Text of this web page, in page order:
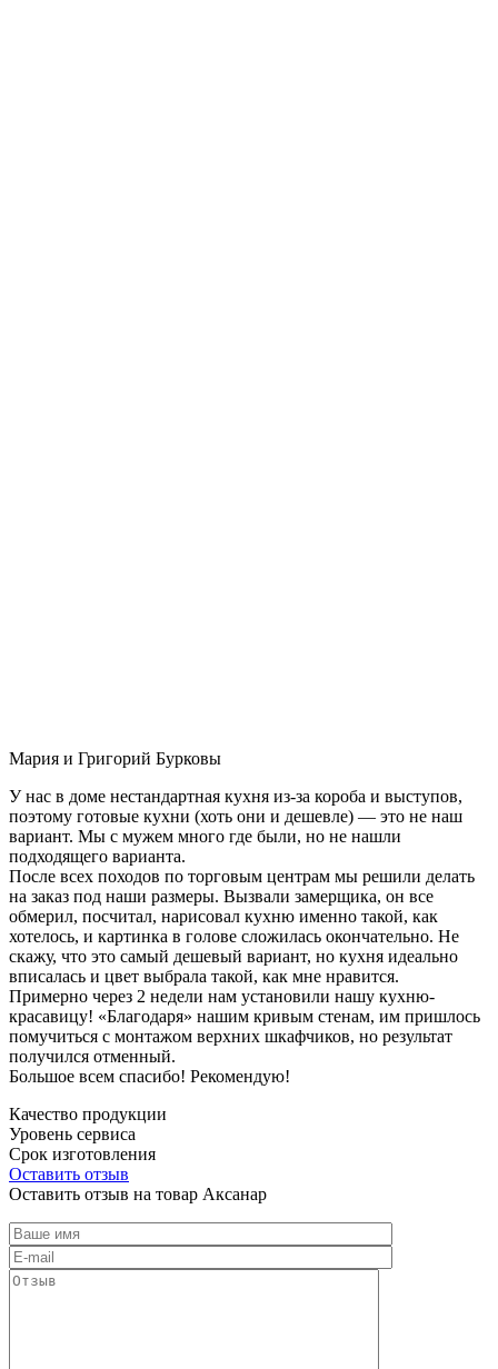
Мария и Григорий Бурковы
У нас в доме нестандартная кухня из-за короба и выступов,
поэтому готовые кухни (хоть они и дешевле) — это не наш
вариант. Мы с мужем много где были, но не нашли
подходящего варианта.
После всех походов по торговым центрам мы решили делать
на заказ под наши размеры. Вызвали замерщика, он все
обмерил, посчитал, нарисовал кухню именно такой, как
хотелось, и картинка в голове сложилась окончательно. Не
скажу, что это самый дешевый вариант, но кухня идеально
вписалась и цвет выбрала такой, как мне нравится.
Примерно через 2 недели нам установили нашу кухню-
красавицу! «Благодаря» нашим кривым стенам, им пришлось
помучиться с монтажом верхних шкафчиков, но результат
получился отменный.
Большое всем спасибо! Рекомендую!
Качество продукции
Уровень сервиса
Срок изготовления
Оставить отзыв
Оставить отзыв на товар Аксанар